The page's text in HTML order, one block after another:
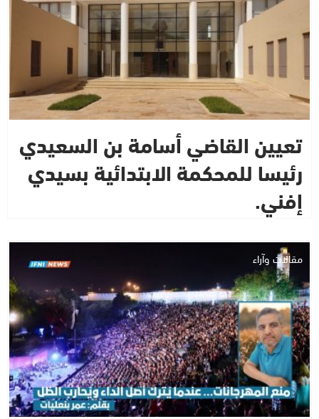
تعيين القاضي أسامة بن السعيدي
رئيسا للمحكمة الابتدائية بسيدي
إفني.
مقالات وآراء